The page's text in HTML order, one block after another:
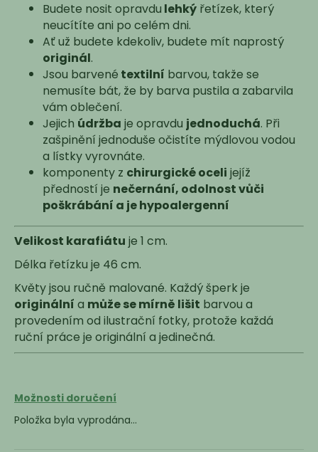
Budete nosit opravdu lehký řetízek, který
neucítíte ani po celém dni.
Ať už budete kdekoliv, budete mít naprostý
originál.
Jsou barvené textilní barvou, takže se
nemusíte bát, že by barva pustila a zabarvila
vám oblečení.
Jejich údržba je opravdu jednoduchá. Při
zašpinění jednoduše očistíte mýdlovou vodou
a lístky vyrovnáte.
komponenty z chirurgické oceli jejíž
předností je nečernání, odolnost vůči
poškrábání a je hypoalergenní
Velikost karafiátu je 1 cm.
Délka řetízku je 46 cm.
Květy jsou ručně malované. Každý šperk je
originální a může se mírně lišit barvou a
provedením od ilustrační fotky, protože každá
ruční práce je originální a jedinečná.
Možnosti doručení
Položka byla vyprodána…